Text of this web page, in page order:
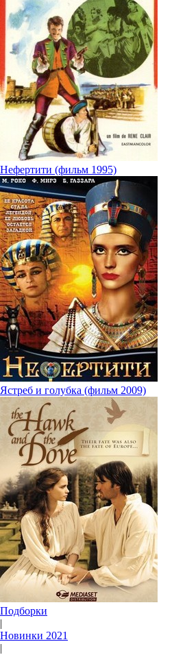
Нефертити (фильм 1995)
Ястреб и голубка (фильм 2009)
Подборки
|
Новинки 2021
|